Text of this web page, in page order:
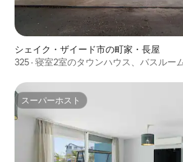
シェイク・ザイード市の町家・長屋
325 · 寝室2室のタウンハウス、バスルー
スーパーホスト
スーパーホスト